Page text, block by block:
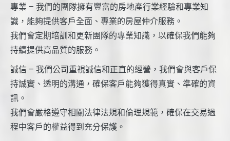
專業 – 我們的團隊擁有豐富的房地產行業經驗和專業知
識，能夠提供客戶全面、專業的房屋仲介服務。
我們會定期培訓和更新團隊的專業知識，以確保我們能夠
持續提供高品質的服務。
誠信 – 我們公司重視誠信和正直的經營，我們會與客戶保
持誠實、透明的溝通，確保客戶能夠獲得真實、準確的資
訊。
我們會嚴格遵守相關法律法規和倫理規範，確保在交易過
程中客戶的權益得到充分保護。